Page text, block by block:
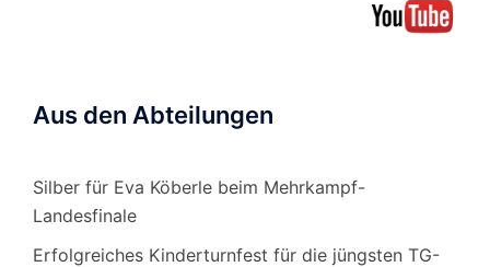
Aus den Abteilungen
Silber für Eva Köberle beim Mehrkampf-
Landesfinale
Erfolgreiches Kinderturnfest für die jüngsten TG-